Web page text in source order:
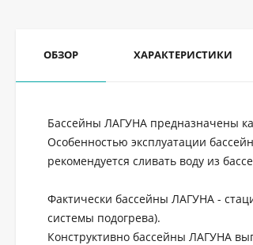
ОБЗОР ХАРАКТЕРИСТИКИ
Бассейны ЛАГУНА предназначены
Особенностью эксплуатации
рекомендуется сливать воду из
Фактически бассейны ЛАГУНА -
системы подогрева).
Конструктивно бассейны ЛАГУНА